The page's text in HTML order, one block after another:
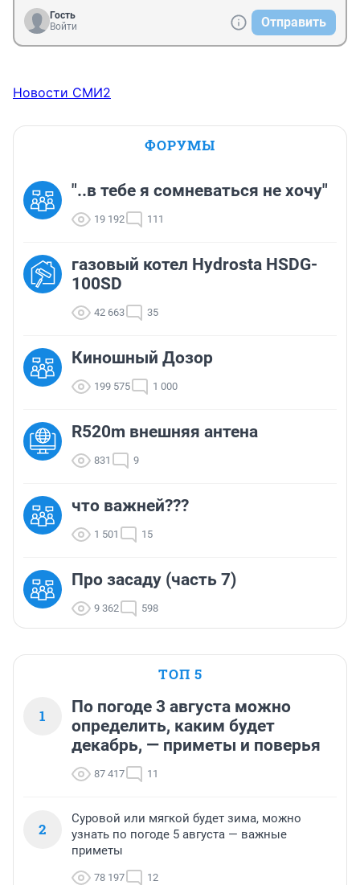
Гость
Войти
Отправить
Новости СМИ2
ФОРУМЫ
"..в тебе я сомневаться не хочу"
19 192 111
газовый котел Hydrosta HSDG-
100SD
42 663 35
Киношный Дозор
199 575 1 000
R520m внешняя антена
831 9
что важней???
1 501 15
Про засаду (часть 7)
9 362 598
ТОП 5
1
По погоде 3 августа можно
определить, каким будет
декабрь, — приметы и поверья
87 417 11
2
Суровой или мягкой будет зима, можно
узнать по погоде 5 августа — важные
приметы
78 197 12